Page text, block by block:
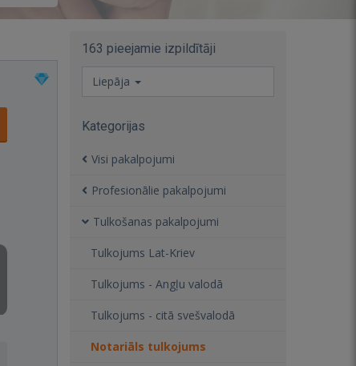
163 pieejamie izpildītāji
Liepāja
Kategorijas
Visi pakalpojumi
Profesionālie pakalpojumi
Tulkošanas pakalpojumi
Tulkojums Lat-Kriev
Tulkojums - Angļu valodā
Tulkojums - citā svešvalodā
Notariāls tulkojums